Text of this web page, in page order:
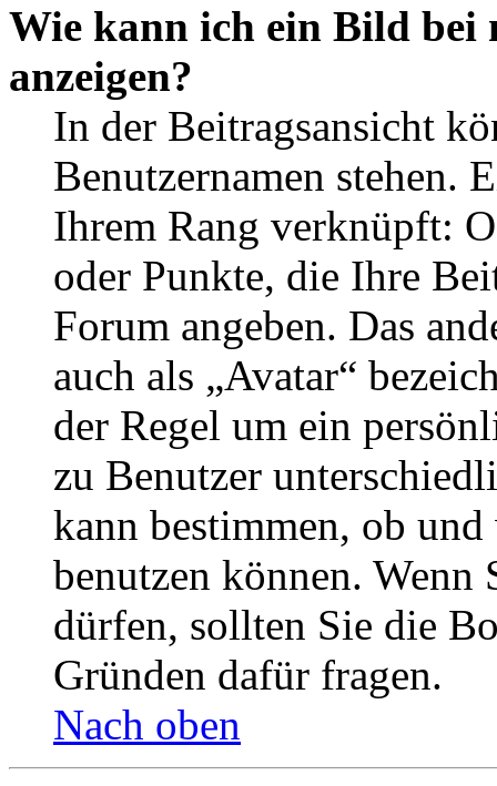
Wie kann ich ein Bild bei
anzeigen?
In der Beitragsansicht
Benutzernamen stehen.
Ihrem Rang verknüpft:
oder Punkte, die Ihre
Forum angeben. Das
auch als „Avatar“
der Regel um ein
zu Benutzer
kann bestimmen, ob
benutzen können. Wenn
dürfen, sollten Sie die
Gründen dafür fragen.
Nach oben